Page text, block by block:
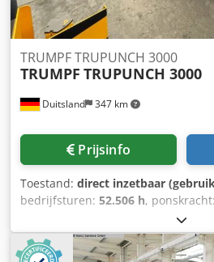
Duitsland 347 km
TRUMPF TRUPUNCH 3000
TRUMPF TRUPUNCH 3000
Prijsinfo
Toestand: direct inzetbaar
bedrijfsturen: 52.506 h, ponskracht:
, Deze 5-assige TRUMPF
geproduceerd. De machine heeft
van 180 kN, waardoor ze geschikt